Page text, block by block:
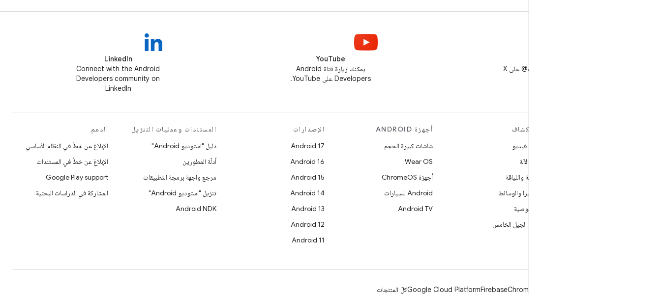
YouTube
يمكنك زيارة قناة Android
Developers على YouTube.
LinkedIn
Connect with the Android
Developers community on
LinkedIn
استكشاف
ألعاب فيديو
تعلُم الآلة
الصحة واللياقة
الكاميرا والوسائط
الخصوصية
شبكة الجيل الخامس
أجهزة ANDROID
شاشات كبيرة الحجم
Wear OS
أجهزة ChromeOS
Android للسيارات
Android TV
الإصدارات
Android 17
Android 16
Android 15
Android 14
Android 13
Android 12
Android 11
المستندات وعمليات التنزيل
دليل "استوديو Android"
أدلّة المطورين
مرجع واجهة برمجة التطبيقات
تنزيل "استوديو Android"
Android NDK
الدعم
الإبلاغ عن خطأ في النظام الأساسي
الإبلاغ عن خطأ في المستندات
Google Play support
المشاركة في الدراسات البحثية
Chrome
Firebase
Google Cloud Platformكلّ المنتجات